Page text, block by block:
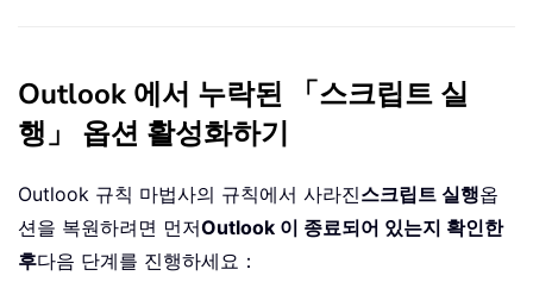
Outlook 에서 누락된 「스크립트 실
행」 옵션 활성화하기
Outlook 규칙 마법사의 규칙에서 사라진스크립트 실행옵
션을 복원하려면 먼저Outlook 이 종료되어 있는지 확인한
후다음 단계를 진행하세요：